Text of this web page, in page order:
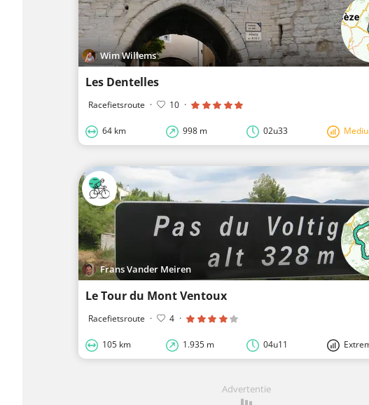
Wim Willems
Les Dentelles
Racefietsroute · 10 ·
64 km 998 m 02u33
Frans Vander Meiren
Le Tour du Mont Ventoux
Racefietsroute · 4 ·
105 km 1.935 m 04u11
Advertentie